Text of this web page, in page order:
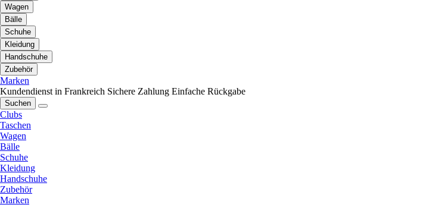
Wagen
Bälle
Schuhe
Kleidung
Handschuhe
Zubehör
Marken
Kundendienst in Frankreich Sichere Zahlung Einfache Rückgabe
Suchen
Clubs
Taschen
Wagen
Bälle
Schuhe
Kleidung
Handschuhe
Zubehör
Marken